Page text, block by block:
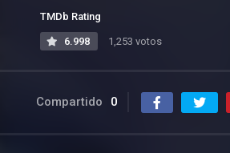
TMDb Rating
6.998 1,253 votos
Compartido 0